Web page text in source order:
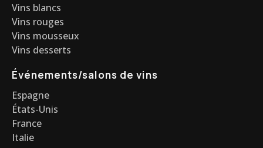
Vins blancs
Vins rouges
Vins mousseux
Vins desserts
Événements/salons de vins
Espagne
États-Unis
France
Italie